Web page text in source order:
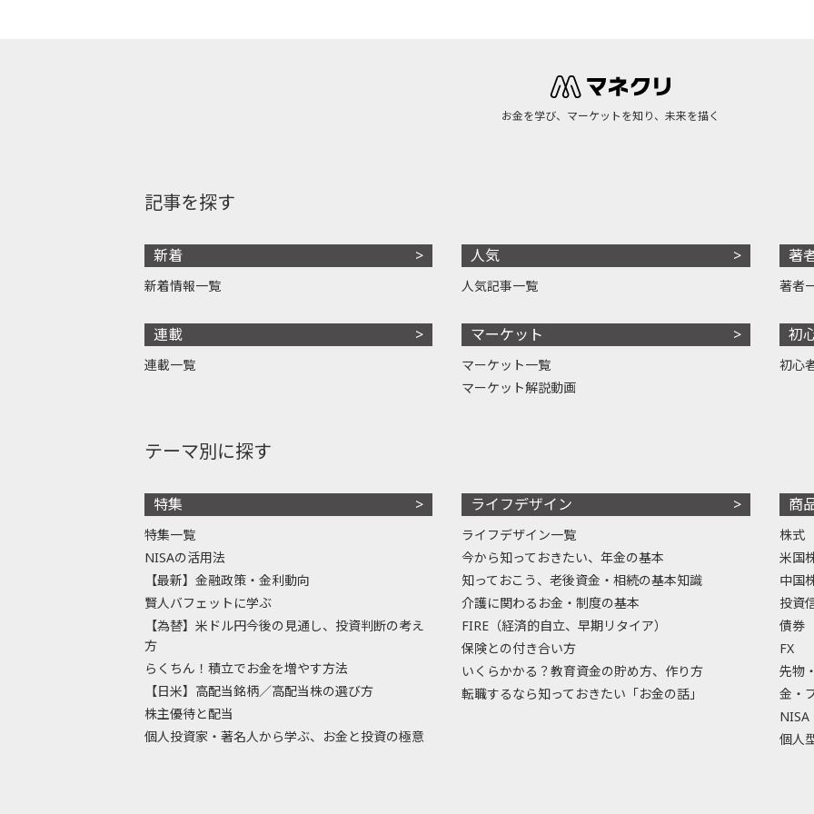
お金を学び、マーケットを知り、未来を描く
記事を探す
新着
新着情報一覧
連載
連載一覧
人気
人気記事一覧
マーケット
マーケット一覧
マーケット解説動画
著
著者
初
初心
テーマ別に探す
特集
特集一覧
NISAの活用法
【最新】金融政策・金利動向
賢人バフェットに学ぶ
【為替】米ドル円今後の見通し、投資判断の考え
方
らくちん！積立でお金を増やす方法
【日米】高配当銘柄／高配当株の選び方
株主優待と配当
個人投資家・著名人から学ぶ、お金と投資の極意
ライフデザイン
ライフデザイン一覧
今から知っておきたい、年金の基本
知っておこう、老後資金・相続の基本知識
介護に関わるお金・制度の基本
FIRE（経済的自立、早期リタイア）
保険との付き合い方
いくらかかる？教育資金の貯め方、作り方
転職するなら知っておきたい「お金の話」
商
株式
米国
中国
投資
債券
FX
先物
金・
NISA
個人